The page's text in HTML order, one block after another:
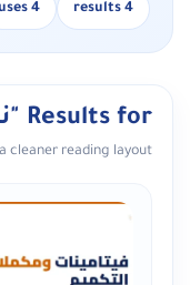
4 results
4 uses
Results for "نظام غذائي"
cleaner reading layout.